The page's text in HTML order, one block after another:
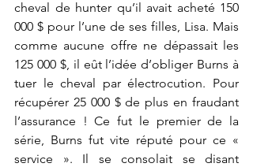
cheval de hunter qu’il avait acheté 150
000 $ pour l’une de ses filles, Lisa. Mais
comme aucune offre ne dépassait les
125 000 $, il eût l’idée d’obliger Burns à
tuer le cheval par électrocution. Pour
récupérer 25 000 $ de plus en fraudant
l’assurance ! Ce fut le premier de la
série, Burns fut vite réputé pour ce «
service ». Il se consolait se disant